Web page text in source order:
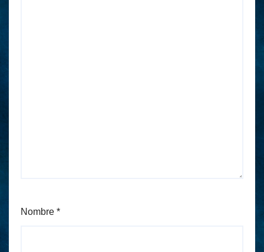
Nombre *